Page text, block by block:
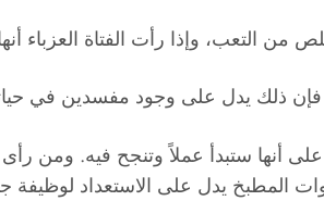
التعب، وإذا رأت الفتاة العزباء
فإن ذلك يدل على وجود مفسدين في
على أنها ستبدأ عملاً وتنجح فيه.
المطبخ يدل على الاستعداد